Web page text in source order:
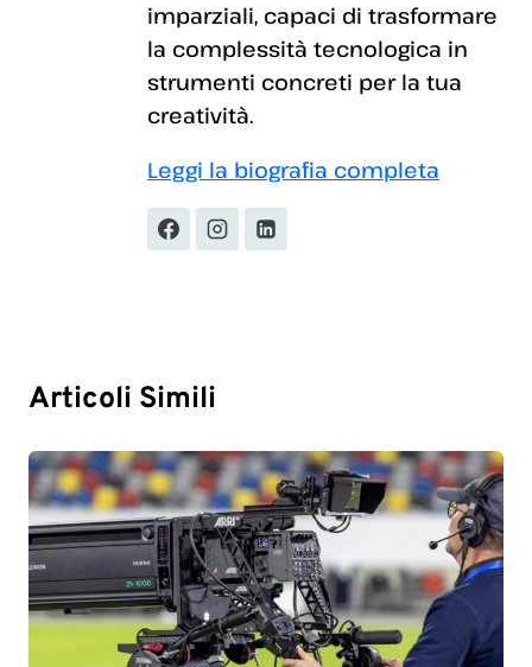
imparziali, capaci di trasformare
la complessità tecnologica in
strumenti concreti per la tua
creatività.
Leggi la biografia completa
Articoli Simili